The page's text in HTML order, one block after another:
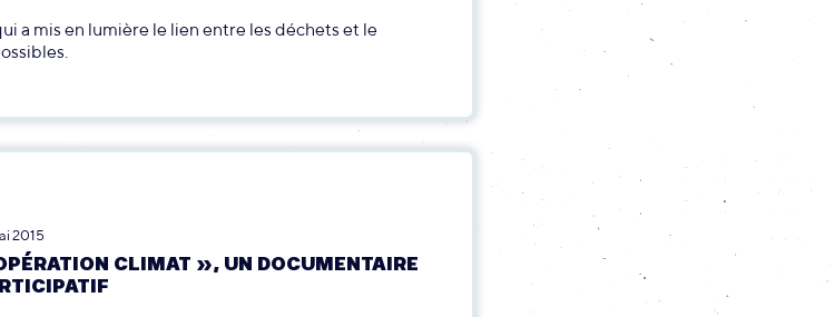
a mis en lumière le lien entre les déchets et le
2015
CLIMAT », UN DOCUMENTAIRE